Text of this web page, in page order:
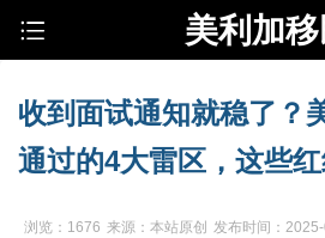
美利加
收到面试通知就稳了？
通过的4大雷区，这些红
浏览：1676 来源：本站原创 发布时间：